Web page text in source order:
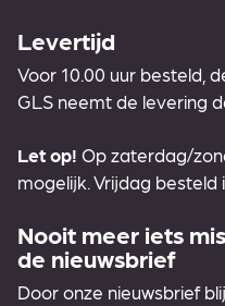
Levertijd
Voor 10.00 uur besteld,
GLS neemt de levering
Let op! Op zaterdag/
mogelijk. Vrijdag besteld
Nooit meer iets
de nieuwsbrief
Door onze nieuwsbrief